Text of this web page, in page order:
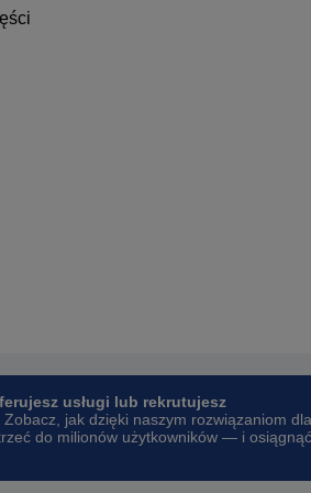
usługi lub rekrutujesz
Zobacz, jak dzięki naszym rozwiązaniom dla
do milionów użytkowników — i osiągnąć